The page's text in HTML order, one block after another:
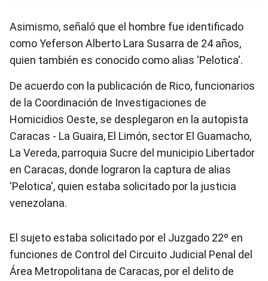
Asimismo, señaló que el hombre fue identificado
como Yeferson Alberto Lara Susarra de 24 años,
quien también es conocido como alias 'Pelotica'.
De acuerdo con la publicación de Rico, funcionarios
de la Coordinación de Investigaciones de
Homicidios Oeste, se desplegaron en la autopista
Caracas - La Guaira, El Limón, sector El Guamacho,
La Vereda, parroquia Sucre del municipio Libertador
en Caracas, donde lograron la captura de alias
'Pelotica', quien estaba solicitado por la justicia
venezolana.
El sujeto estaba solicitado por el Juzgado 22º en
funciones de Control del Circuito Judicial Penal del
Área Metropolitana de Caracas, por el delito de